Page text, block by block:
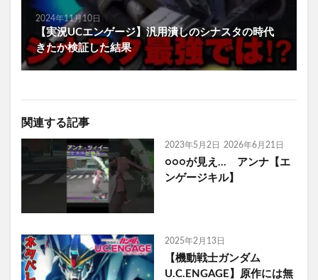
2024年11月10日
【実況UCエンゲージ】汎用潰しのシナスタの時代
きたか検証した結果
関連する記事
2023年5月2日 2026年6月21日
○○○が見え… アンナ【エ
ンゲージキル】
2025年2月13日
【機動戦士ガンダム
U.C.ENGAGE】原作には無